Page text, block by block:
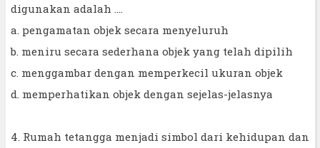
digunakan adalah ....
a. pengamatan objek secara menyeluruh
b. meniru secara sederhana objek yang telah dipilih
c. menggambar dengan memperkecil ukuran objek
d. memperhatikan objek dengan sejelas-jelasnya
4. Rumah tetangga menjadi simbol dari kehidupan dan